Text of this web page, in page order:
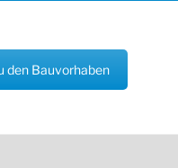
den Bauvorhaben